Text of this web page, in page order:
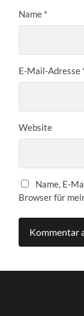
Name *
E-Mail-Adresse
Website
Name, E-
Browser für